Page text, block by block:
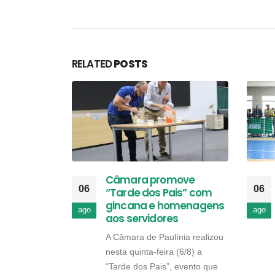
RELATEDPOSTS
06
ago
Câmara promove
“Tarde dos Pais” com
gincana e homenagens
aos servidores
A Câmara de Paulínia realizou
nesta quinta-feira (6/8) a
“Tarde dos Pais”, evento que
06
ago